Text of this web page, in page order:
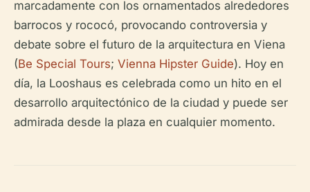
marcadamente con los ornamentados alrededores
barrocos y rococó, provocando controversia y
debate sobre el futuro de la arquitectura en Viena
(Be Special Tours; Vienna Hipster Guide). Hoy en
día, la Looshaus es celebrada como un hito en el
desarrollo arquitectónico de la ciudad y puede ser
admirada desde la plaza en cualquier momento.